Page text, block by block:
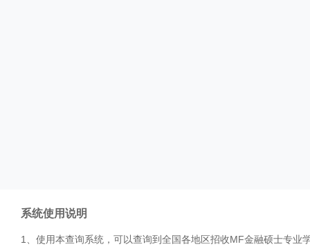
系统使用说明
1、使用本查询系统，可以查询到全国各地区招收MF金融硕士专